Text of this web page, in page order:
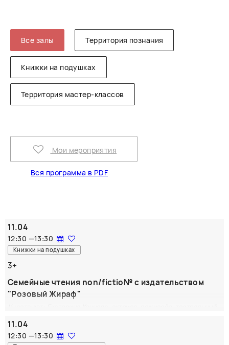
Все залы Территория познания
Книжки на подушках
Территория мастер-классов
Мои мероприятия
Вся программа в PDF
11.04
12:30 —13:30
Книжки на подушках
3+
Семейные чтения non/fictio№ с издательством
"Розовый Жираф"
области театра для детей.
Весенние чтения книжек на подушках с издательством
11.04
12:30 —13:30